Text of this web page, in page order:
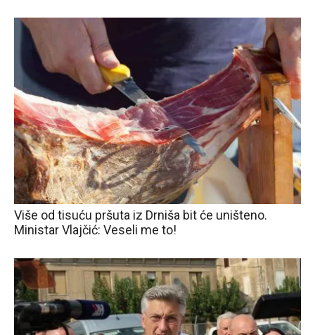
Više od tisuću pršuta iz Drniša bit će uništeno.
Ministar Vlajčić: Veseli me to!